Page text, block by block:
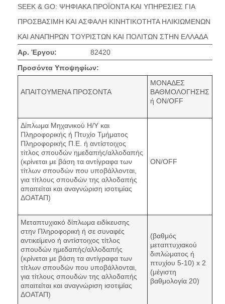
SEEK & GO: ΨΗΦΙΑΚΑ ΠΡΟΪΟΝΤΑ ΚΑΙ ΥΠΗΡΕΣΙΕΣ ΓΙΑ
ΠΡΟΣΒΑΣΙΜΗ ΚΑΙ ΑΣΦΑΛΗ ΚΙΝΗΤΙΚΟΤΗΤΑ ΗΛΙΚΙΩΜΕΝΩΝ
ΚΑΙ ΑΝΑΠΗΡΩΝ ΤΟΥΡΙΣΤΩΝ ΚΑΙ ΠΟΛΙΤΩΝ ΣΤΗΝ ΕΛΛΑΔΑ
Αρ. Έργου:
82420
Προσόντα Υποψηφίων:
ΑΠΑΙΤΟΥΜΕΝΑ ΠΡΟΣΟΝΤΑ
ΜΟΝΑΔΕΣ
ΒΑΘΜΟΛΟΓΗΣΗΣ
ή ON/OFF
Δίπλωμα Μηχανικού Η/Υ και
Πληροφορικής ή Πτυχίο Τμήματος
Πληροφορικής Π.Ε. ή αντίστοιχος
τίτλος σπουδών ημεδαπής/αλλοδαπής
(κρίνεται με βάση τα αντίγραφα των
τίτλων σπουδών που υποβάλλονται,
για τίτλους σπουδών της αλλοδαπής
απαιτείται και αναγνώριση ισοτιμίας
ΔΟΑΤΑΠ)
ON/OFF
Μεταπτυχιακό δίπλωμα ειδίκευσης
στην Πληροφορική ή σε συναφές
αντικείμενο ή αντίστοιχος τίτλος
σπουδών ημεδαπής/αλλοδαπής
(κρίνεται με βάση τα αντίγραφα των
τίτλων σπουδών που υποβάλλονται,
για τίτλους σπουδών της αλλοδαπής
απαιτείται και αναγνώριση ισοτιμίας
ΔΟΑΤΑΠ)
(βαθμός
μεταπτυχιακού
διπλώματος ή
πτυχίου 5-10) x 2
(μέγιστη
βαθμολογία 20)